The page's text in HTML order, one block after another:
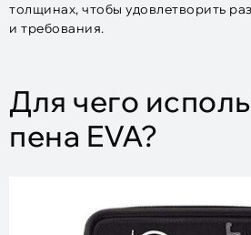
толщинах, чтобы удовлетворить
и требования.
Для чего
пена EVA?